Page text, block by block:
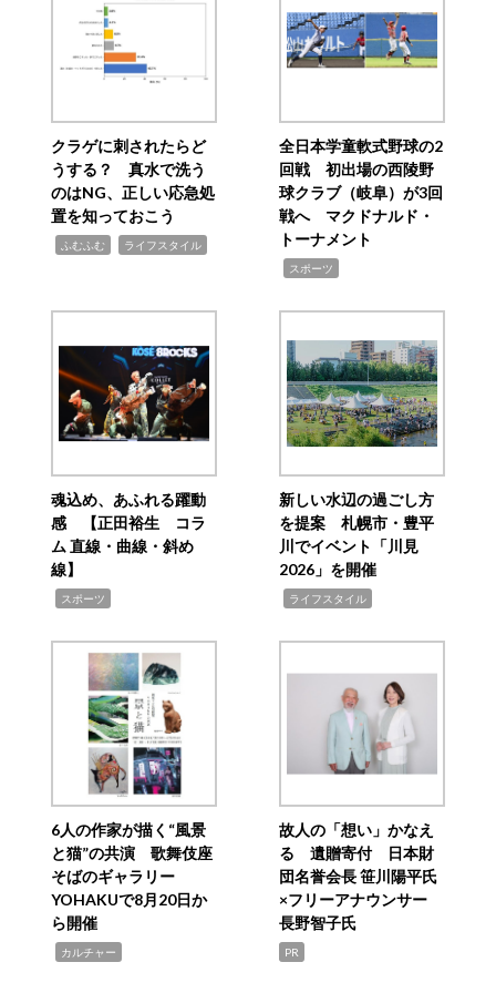
クラゲに刺されたらど
うする？ 真水で洗う
のはNG、正しい応急処
置を知っておこう
ふむふむ ライフスタイル
全日本学童軟式野球の2
回戦 初出場の西陵野
球クラブ（岐阜）が3回
戦へ マクドナルド・
トーナメント
スポーツ
魂込め、あふれる躍動
感 【正田裕生 コラ
ム 直線・曲線・斜め
線】
スポーツ
新しい水辺の過ごし方
を提案 札幌市・豊平
川でイベント「川見
2026」を開催
ライフスタイル
6人の作家が描く“風景
と猫”の共演 歌舞伎座
そばのギャラリー
YOHAKUで8月20日か
ら開催
カルチャー
故人の「想い」かなえ
る 遺贈寄付 日本財
団名誉会長 笹川陽平氏
×フリーアナウンサー
長野智子氏
PR